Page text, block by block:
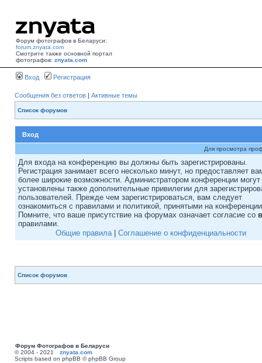
Форум фотографов в Беларуси:
forum.znyata.com
Смотрите также основной портал
фотографов: znyata.com
Вход Регистрация
Сообщения без ответов | Активные темы
Список форумов
Вход
Для просмотра
Для входа на конференцию вы должны быть зарегистрированы.
Регистрация занимает всего несколько минут, но предоставляет
более широкие возможности. Администратором конференции
установлены также дополнительные привилегии для
пользователей. Прежде чем зарегистрироваться, вам следует
ознакомиться с правилами и политикой, принятыми на
Помните, что ваше присутствие на форумах означает согласие со
правилами.
Общие правила| Соглашение о конфиденциальности
Список форумов
Форум Фотографов в Беларуси
© 2004 - 2021 znyata.com
Scripts based on phpBB © phpBB Group